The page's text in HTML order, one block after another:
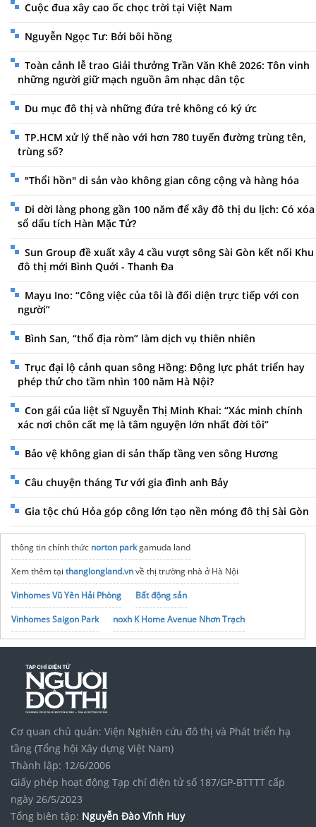
Cuộc đua xây cao ốc chọc trời tại Việt Nam
Nguyễn Ngọc Tư: Bởi bôi hồng
Toàn cảnh lễ trao Giải thưởng Trần Văn Khê 2026: Tôn vinh
những người giữ mạch nguồn âm nhạc dân tộc
Du mục đô thị và những đứa trẻ không có ký ức
TP.HCM xử lý thế nào với hơn 780 tuyến đường trùng tên,
trùng số?
"Thổi hồn" di sản vào không gian công cộng và hàng hóa
Di dời làng phong gần 100 năm để xây đô thị du lịch: Có xóa
sổ dấu tích Hàn Mặc Tử?
Sun Group đề xuất xây 4 cầu vượt sông Sài Gòn kết nối Khu
đô thị mới Bình Quới - Thanh Đa
Mayu Ino: “Công việc của tôi là đối diện trực tiếp với con
người”
Bình San, “thổ địa ròm” làm dịch vụ thiên nhiên
Trục đại lộ cảnh quan sông Hồng: Động lực phát triển hay
phép thử cho tầm nhìn 100 năm Hà Nội?
Con gái của liệt sĩ Nguyễn Thị Minh Khai: “Xác minh chính
xác nơi chôn cất mẹ là tâm nguyện lớn nhất đời tôi”
Bảo vệ không gian di sản thấp tầng ven sông Hương
Câu chuyện tháng Tư với gia đình anh Bảy
Gia tộc chú Hỏa góp công lớn tạo nền móng đô thị Sài Gòn
thông tin chính thức norton parkgamuda land
Xem thêm tại thanglongland.vnvề thị trường nhà ở Hà Nội
Vinhomes Vũ Yên Hải Phòng
Bất động sản
Vinhomes Saigon Park
noxh K Home Avenue Nhơn Trạch
Tập đoàn Bcons Group
Cơ quan chủ quản: Viện Nghiên cứu đô thị và Phát triển hạ
tầng (Tổng hội Xây dựng Việt Nam)
Thành lập: 12/6/2006
Giấy phép hoạt động Tạp chí điện tử số 187/GP-BTTTT cấp
ngày 26/5/2023
Tổng biên tập: Nguyễn Đào Vĩnh Huy